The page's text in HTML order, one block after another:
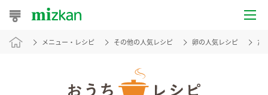
おうちレシピ
メニュー・レシピ その他の人気レシピ 卵の人気レシピ だ